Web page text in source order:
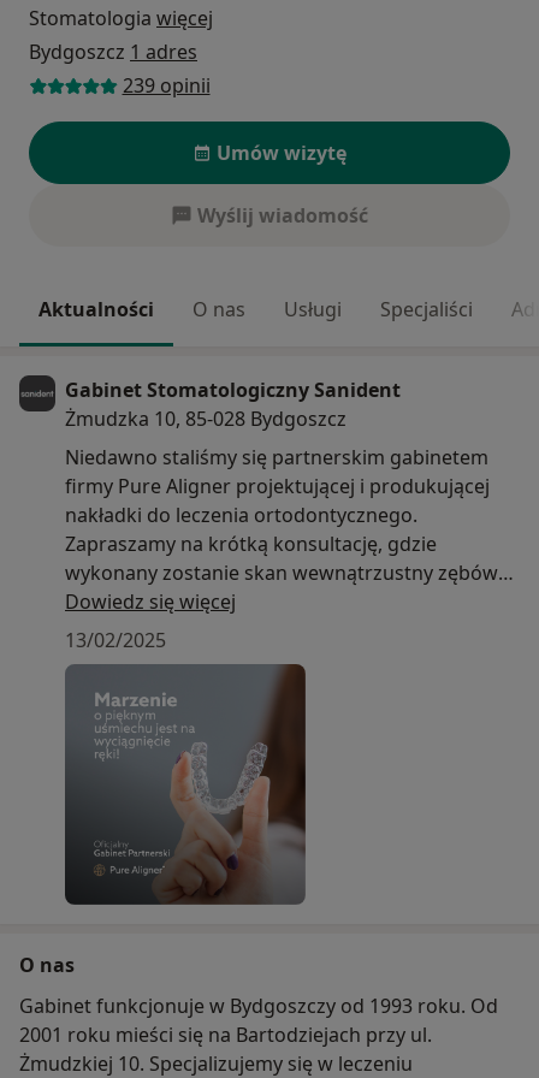
Stomatologia więcej
Bydgoszcz 1 adres
239 opinii
Umów wizytę
Wyślij wiadomość
Aktualności O nas Usługi Specjaliści
Gabinet Stomatologiczny Sanident
Żmudzka 10, 85-028 Bydgoszcz
Niedawno staliśmy się partnerskim gabinetem
firmy Pure Aligner projektującej i produkującej
nakładki do leczenia ortodontycznego.
Zapraszamy na krótką konsultację, gdzie
wykonany zostanie skan wewnątrzustny zębów
oraz fotografie dzięki którym zespół specjalistów
przygotuje dokładny plan leczenia z wizualizacją
możliwych jego efektów.
Dowiedz się więcej
13/02/2025
O nas
Gabinet funkcjonuje w Bydgoszczy od 1993 roku. Od
2001 roku mieści się na Bartodziejach przy ul.
Żmudzkiej 10. Specjalizujemy się w leczeniu